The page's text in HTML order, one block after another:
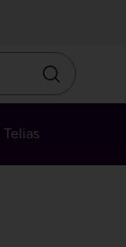
Otsin
Telias